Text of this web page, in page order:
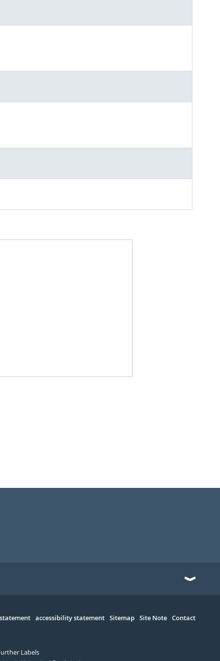
accessibility statement Sitemap Site Note Contact
Labels